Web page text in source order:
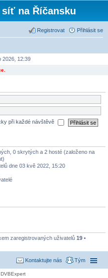
na Říčansku
Přihlásit se
Registrovat
2026, 12:39
při každé návštěvě
0 skrytých a 2 hosté (založeno na
dne 03 kvě 2022, 15:20
zaregistrovaných uživatelů 19 •
Tým
Kontaktujte nás